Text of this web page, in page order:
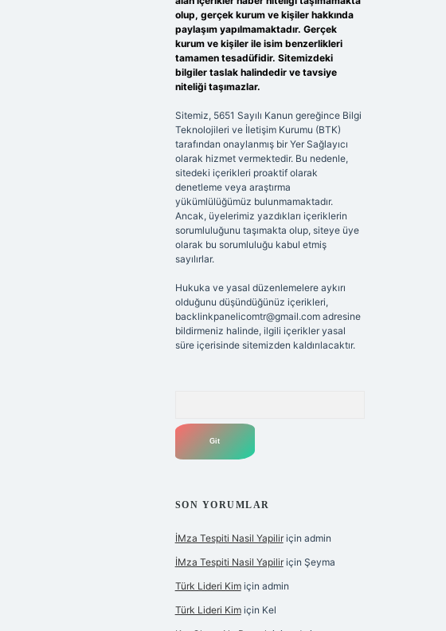
olup, gerçek kurum ve kişiler hakkında
paylaşım yapılmamaktadır. Gerçek
kurum ve kişiler ile isim benzerlikleri
tamamen tesadüfidir. Sitemizdeki
bilgiler taslak halindedir ve tavsiye
niteliği taşımazlar.
Sitemiz, 5651 Sayılı Kanun gereğince Bilgi
Teknolojileri ve İletişim Kurumu (BTK)
tarafından onaylanmış bir Yer Sağlayıcı
olarak hizmet vermektedir. Bu nedenle,
sitedeki içerikleri proaktif olarak
denetleme veya araştırma
yükümlülüğümüz bulunmamaktadır.
Ancak, üyelerimiz yazdıkları içeriklerin
sorumluluğunu taşımakta olup, siteye üye
olarak bu sorumluluğu kabul etmiş
sayılırlar.
Hukuka ve yasal düzenlemelere aykırı
olduğunu düşündüğünüz içerikleri,
backlinkpanelicomtr@gmail.comadresine
bildirmeniz halinde, ilgili içerikler yasal
süre içerisinde sitemizden kaldırılacaktır.
SON YORUMLAR
İMza Tespiti Nasil Yapiliriçin admin
İMza Tespiti Nasil Yapiliriçin Şeyma
Türk Lideri Kimiçin admin
Türk Lideri Kimiçin Kel